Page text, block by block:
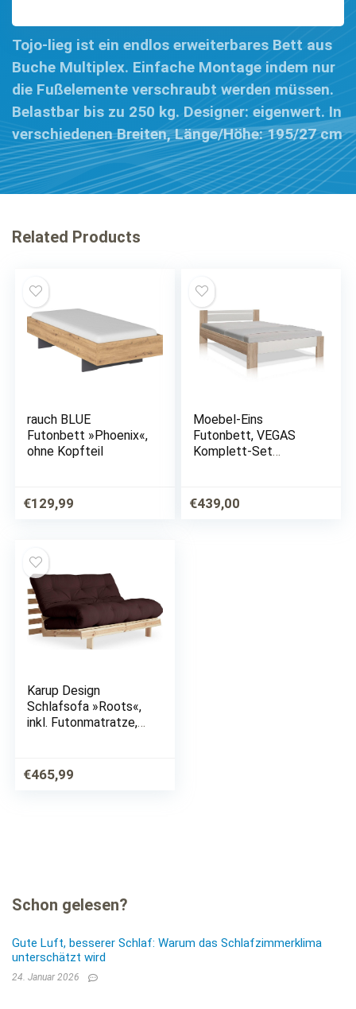
Tojo-lieg ist ein endlos erweiterbares Bett aus
Buche Multiplex. Einfache Montage indem nur
die Fußelemente verschraubt werden müssen.
Belastbar bis zu 250 kg. Designer: eigenwert. In
verschiedenen Breiten, Länge/Höhe: 195/27 cm
Related Products
rauch BLUE
Futonbett »Phoenix«,
ohne Kopfteil
€129,99
Moebel-Eins
Futonbett, VEGAS
Komplett-Set
Matratze, Material
Dekorspanplatte,
€439,00
Karup Design
Schlafsofa »Roots«,
inkl. Futonmatratze,
€465,99
Schon gelesen?
Gute Luft, besserer Schlaf: Warum das Schlafzimmerklima
unterschätzt wird
24. Januar 2026